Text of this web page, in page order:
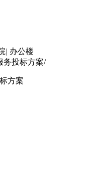
| 办公楼
务投标方案/
方案